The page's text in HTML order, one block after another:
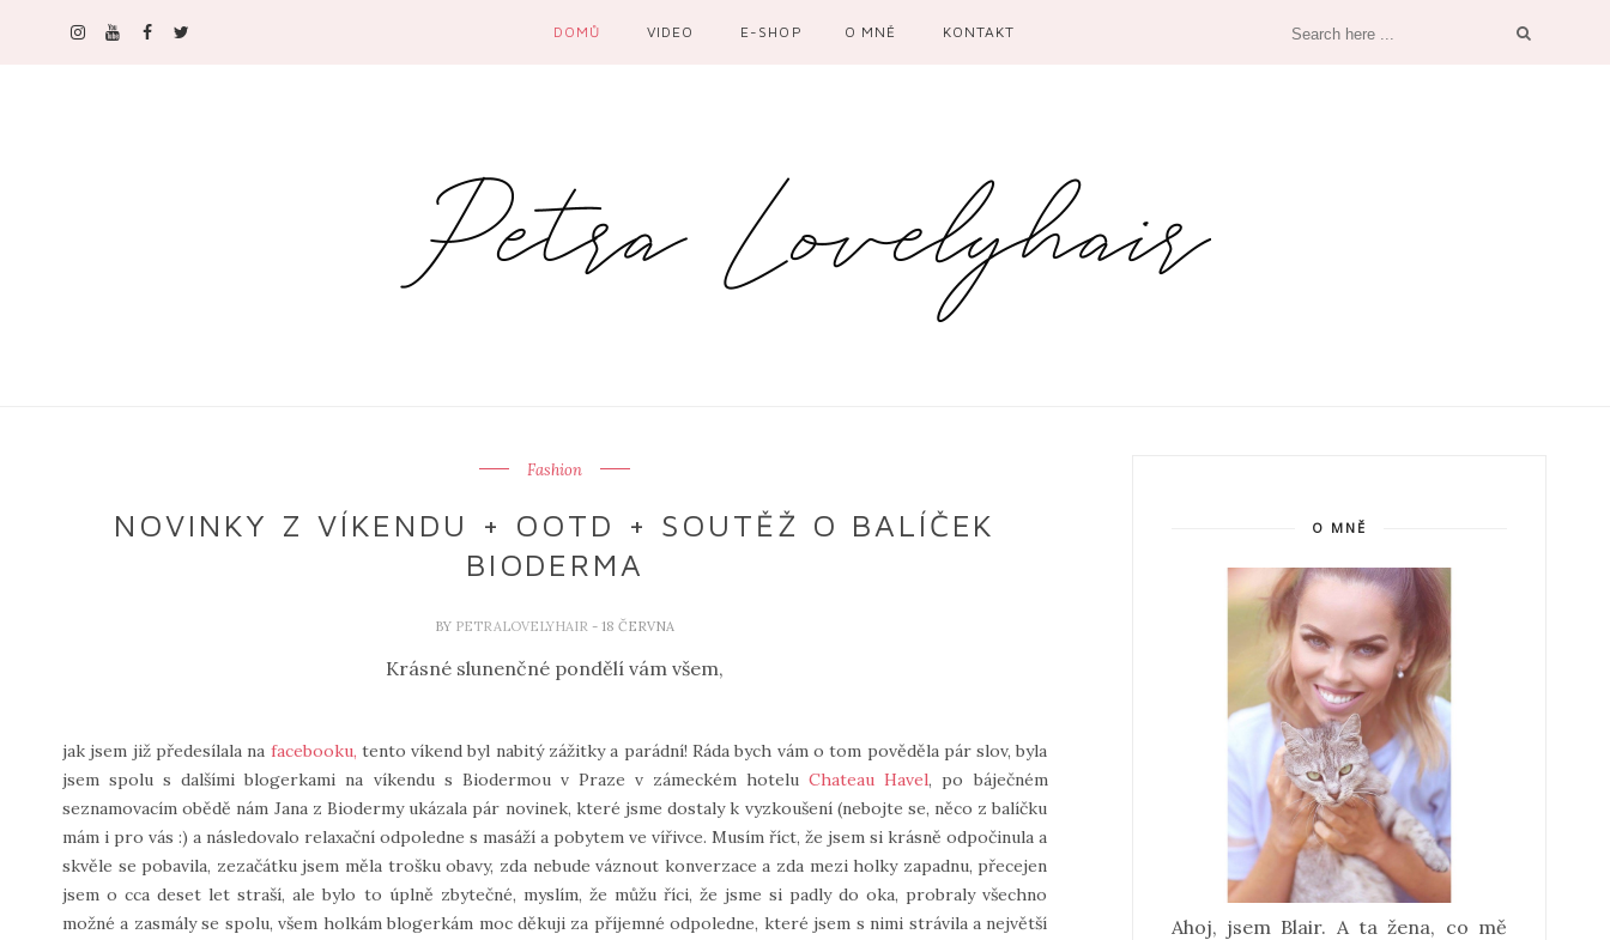
DOMŮ VIDEO E-SHOP O MNĚ KONTAKT
Fashion
NOVINKY Z VÍKENDU + OOTD + SOUTĚŽ O BALÍČEK
BIODERMA
BY PETRALOVELYHAIR - 18 ČERVNA
Krásné slunenčné pondělí vám všem,
jak jsem již předesílala na facebooku, tento víkend byl nabitý zážitky a parádní! Ráda bych vám o tom pověděla pár slov, byla
jsem spolu s dalšími blogerkami na víkendu s Biodermou v Praze v zámeckém hoteluChateau Havel, po báječném
seznamovacím obědě nám Jana z Biodermy ukázala pár novinek, které jsme dostaly k vyzkoušení (nebojte se, něco z balíčku
mám i pro vás :) a následovalo relaxační odpoledne s masáží a pobytem ve vířivce. Musím říct, že jsem si krásně odpočinula a
skvěle se pobavila, zezačátku jsem měla trošku obavy, zda nebude váznout konverzace a zda mezi holky zapadnu, přecejen
jsem o cca deset let straší, ale bylo to úplně zbytečné, myslím, že můžu říci, že jsme si padly do oka, probraly všechno
možné a zasmály se spolu, všem holkám blogerkám moc děkuji za příjemné odpoledne, které jsem s nimi strávila a největší
O MNĚ
Ahoj, jsem Blair. A ta žena, co mě